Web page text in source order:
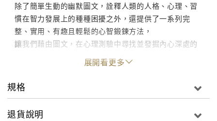
除了簡單生動的幽默圖文，詮釋人類的人格、心理、習
慣在智力發展上的種種困擾之外，還提供了一系列完
整、實用、有趣且輕鬆的心智鍛鍊方法，
讓我們藉由圖文，在心理測驗中尋找並發掘內心深處的
展開看更多
規格
退貨說明